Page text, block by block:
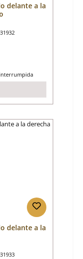
delante a la
delante a la